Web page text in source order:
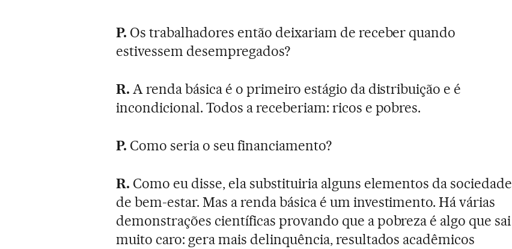
P. Os trabalhadores então deixariam de receber quando
estivessem desempregados?
R. A renda básica é o primeiro estágio da distribuição e é
incondicional. Todos a receberiam: ricos e pobres.
P. Como seria o seu financiamento?
R. Como eu disse, ela substituiria alguns elementos da sociedade
de bem-estar. Mas a renda básica é um investimento. Há várias
demonstrações científicas provando que a pobreza é algo que sai
muito caro: gera mais delinquência, resultados acadêmicos